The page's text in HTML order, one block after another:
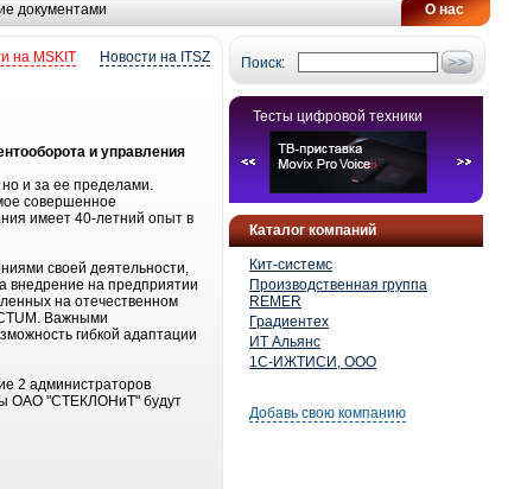
О нас
документами
Поиск:
Тесты цифровой техники
Каталог компаний
Кит-системс
Производственная группа
REMER
Градиентех
ИТ Альянс
1С-ИЖТИСИ, ООО
Добавь свою компанию
Новости на ITSZ
на MSKIT
и управления
и за ее пределами.
совершенное
имеет 40-летний опыт в
своей деятельности,
внедрение на предприятии
на отечественном
Важными
гибкой адаптации
2 администраторов
ОАО "СТЕКЛОНиТ" будут